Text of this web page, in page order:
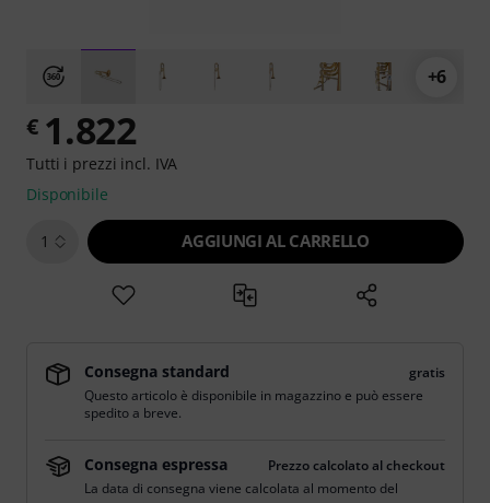
+6
€ 1.822
Tutti i prezzi incl. IVA
Disponibile
1 AGGIUNGI AL CARRELLO
Consegna standard
gratis
Questo articolo è disponibile in magazzino e può essere
spedito a breve.
Consegna espressa
Prezzo calcolato al checkout
La data di consegna viene calcolata al momento del